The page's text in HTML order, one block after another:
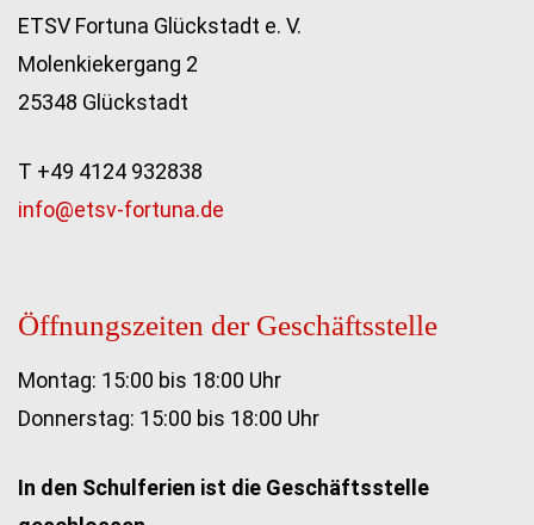
ETSV Fortuna Glückstadt e. V.
Molenkiekergang 2
25348 Glückstadt
T +49 4124 932838
info@etsv-fortuna.de
Öffnungszeiten der Geschäftsstelle
Montag: 15:00 bis 18:00 Uhr
Donnerstag: 15:00 bis 18:00 Uhr
In den Schulferien ist die Geschäftsstelle